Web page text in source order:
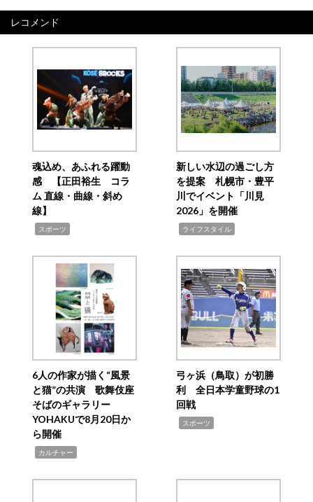
レコメンド
魂込め、あふれる躍動
感 【正田裕生 コラ
ム 直線・曲線・斜め
線】
スポーツ
新しい水辺の過ごし方
を提案 札幌市・豊平
川でイベント「川見
2026」を開催
ライフスタイル
6人の作家が描く“風景
と猫”の共演 歌舞伎座
そばのギャラリー
YOHAKUで8月20日か
ら開催
カルチャー
弓ヶ浜（鳥取）が初勝
利 全日本学童野球の1
回戦
スポーツ